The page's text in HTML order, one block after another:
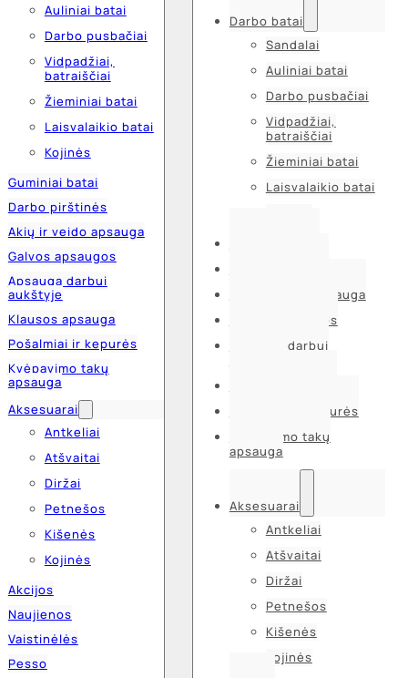
Auliniai batai
Darbo pusbačiai
Vidpadžiai,
batraiščiai
Žieminiai batai
Laisvalaikio batai
Kojinės
Guminiai batai
Darbo pirštinės
Akių ir veido apsauga
Galvos apsaugos
Apsauga darbui
aukštyje
Klausos apsauga
Pošalmiai ir kepurės
Kvėpavimo takų
apsauga
Aksesuarai
Antkeliai
Atšvaitai
Diržai
Petnešos
Kišenės
Kojinės
Akcijos
Naujienos
Vaistinėlės
Pesso
Darbo batai
Sandalai
Auliniai batai
Darbo pusbačiai
Vidpadžiai,
batraiščiai
Žieminiai batai
Laisvalaikio batai
Akių ir veido apsauga
Galvos apsaugos
Apsauga darbui
Pošalmiai ir kepurės
Kvėpavimo takų
apsauga
Aksesuarai
Antkeliai
Atšvaitai
Diržai
Petnešos
Kišenės
Kojinės